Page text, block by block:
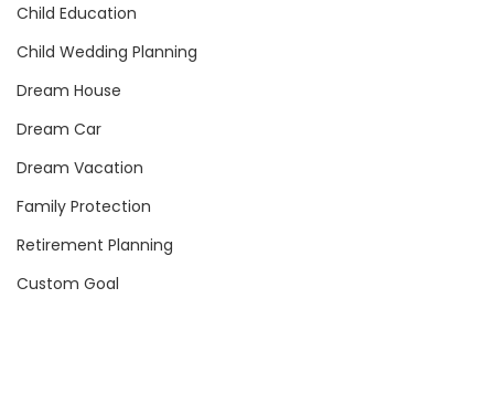
Child Education
Child Wedding Planning
Dream House
Dream Car
Dream Vacation
Family Protection
Retirement Planning
Custom Goal